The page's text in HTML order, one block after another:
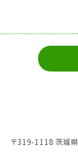
〒319-1118 茨城